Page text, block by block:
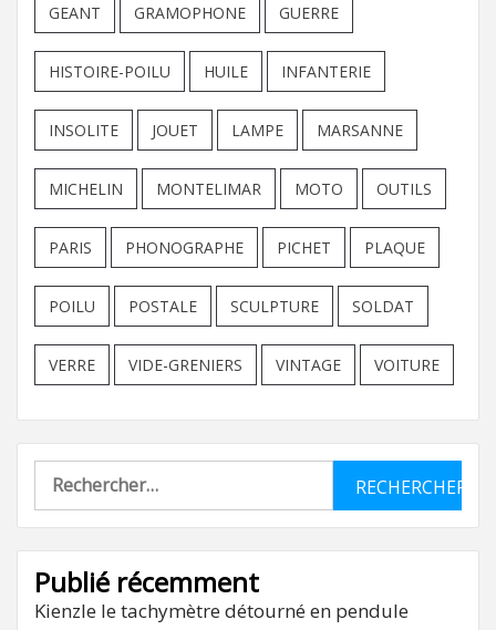
GEANT GRAMOPHONE GUERRE
HISTOIRE-POILU HUILE INFANTERIE
INSOLITE JOUET LAMPE MARSANNE
MICHELIN MONTELIMAR MOTO OUTILS
PARIS PHONOGRAPHE PICHET PLAQUE
POILU POSTALE SCULPTURE SOLDAT
VERRE VIDE-GRENIERS VINTAGE VOITURE
Rechercher :
Publié récemment
Kienzle le tachymètre détourné en pendule